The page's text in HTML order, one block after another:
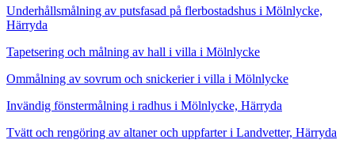
Underhållsmålning av putsfasad på flerbostadshus i Mölnlycke,
Härryda
Tapetsering och målning av hall i villa i Mölnlycke
Ommålning av sovrum och snickerier i villa i Mölnlycke
Invändig fönstermålning i radhus i Mölnlycke, Härryda
Tvätt och rengöring av altaner och uppfarter i Landvetter, Härryda